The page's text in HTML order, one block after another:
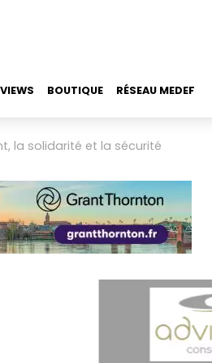
BOUTIQUE RÉSEAU MEDEF
la solidarité et la sécurité